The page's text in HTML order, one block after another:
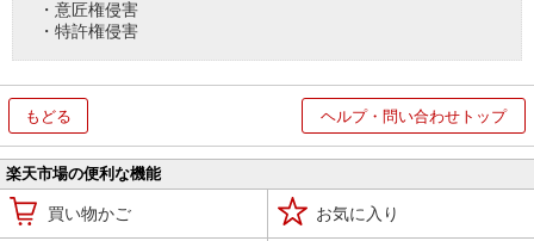
・意匠権侵害
・特許権侵害
もどる ヘルプ・問い合わせトップ
楽天市場の便利な機能
買い物かご お気に入り